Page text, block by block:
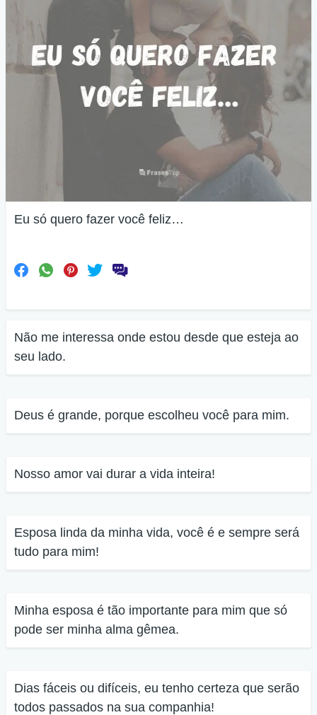
Eu só quero fazer você feliz…
Não me interessa onde estou desde que esteja ao
seu lado.
Deus é grande, porque escolheu você para mim.
Nosso amor vai durar a vida inteira!
Esposa linda da minha vida, você é e sempre será
tudo para mim!
Minha esposa é tão importante para mim que só
pode ser minha alma gêmea.
Dias fáceis ou difíceis, eu tenho certeza que serão
todos passados na sua companhia!